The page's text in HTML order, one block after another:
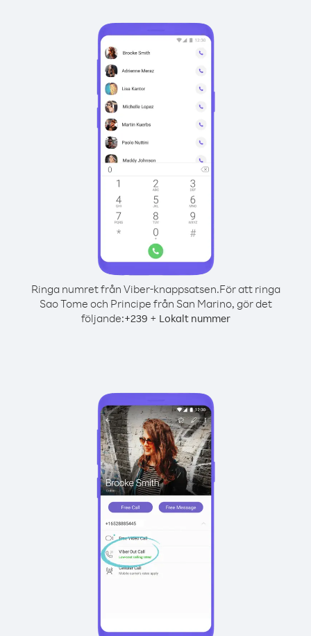
Ringa numret från Viber-knappsatsen.För att ringa
Sao Tome och Principe från San Marino, gör det
följande:+239 + Lokalt nummer